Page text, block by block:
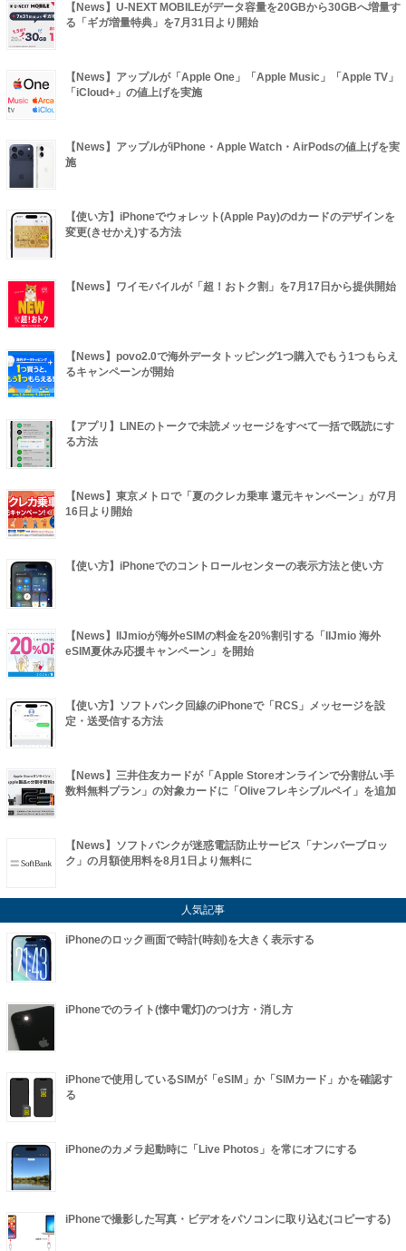
【News】U-NEXT MOBILEがデータ容量を20GBから30GBへ増量す
る「ギガ増量特典」を7月31日より開始
【News】アップルが「Apple One」「Apple Music」「Apple TV」
「iCloud+」の値上げを実施
【News】アップルがiPhone・Apple Watch・AirPodsの値上げを実
施
【使い方】iPhoneでウォレット(Apple Pay)のdカードのデザインを
変更(きせかえ)する方法
【News】ワイモバイルが「超！おトク割」を7月17日から提供開始
【News】povo2.0で海外データトッピング1つ購入でもう1つもらえ
るキャンペーンが開始
【アプリ】LINEのトークで未読メッセージをすべて一括で既読にす
る方法
【News】東京メトロで「夏のクレカ乗車 還元キャンペーン」が7月
16日より開始
【使い方】iPhoneでのコントロールセンターの表示方法と使い方
【News】IIJmioが海外eSIMの料金を20%割引する「IIJmio 海外
eSIM夏休み応援キャンペーン」を開始
【使い方】ソフトバンク回線のiPhoneで「RCS」メッセージを設
定・送受信する方法
【News】三井住友カードが「Apple Storeオンラインで分割払い手
数料無料プラン」の対象カードに「Oliveフレキシブルペイ」を追加
【News】ソフトバンクが迷惑電話防止サービス「ナンバーブロッ
ク」の月額使用料を8月1日より無料に
人気記事
iPhoneのロック画面で時計(時刻)を大きく表示する
iPhoneでのライト(懐中電灯)のつけ方・消し方
iPhoneで使用しているSIMが「eSIM」か「SIMカード」かを確認す
る
iPhoneのカメラ起動時に「Live Photos」を常にオフにする
iPhoneで撮影した写真・ビデオをパソコンに取り込む(コピーする)